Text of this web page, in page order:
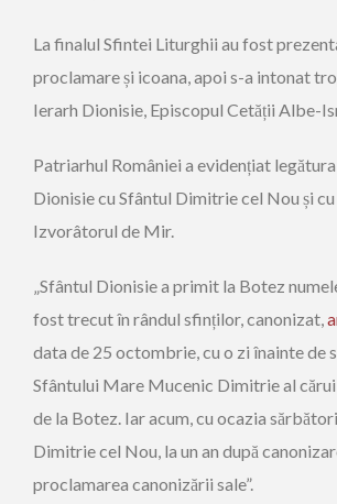
La finalul Sfintei Liturghii au fost
proclamare și icoana, apoi s-a intonat
Ierarh Dionisie, Episcopul Cetății Albe-
Patriarhul României a evidențiat
Dionisie cu Sfântul Dimitrie cel Nou și
Izvorâtorul de Mir.
„Sfântul Dionisie a primit la Botez
fost trecut în rândul sfinților, canonizat,
data de 25 octombrie, cu o zi înainte de
Sfântului Mare Mucenic Dimitrie al
de la Botez. Iar acum, cu ocazia
Dimitrie cel Nou, la un an după
proclamarea canonizării sale”.